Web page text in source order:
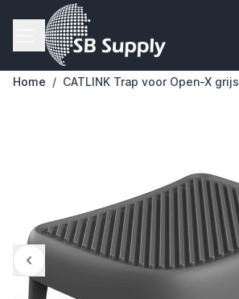
Ga naar de inhoud
Home / CATLINK Trap voor Open-X grijs